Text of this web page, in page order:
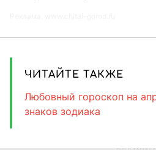
ЧИТАЙТЕ ТАКЖЕ
Любовный гороскоп на
знаков зодиака